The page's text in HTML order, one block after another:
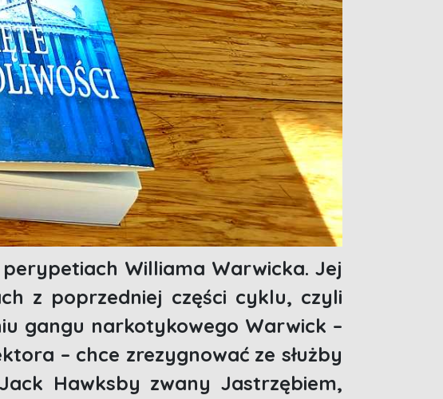
Williama Warwicka. Jej
z poprzedniej części cyklu, czyli
gangu narkotykowego Warwick –
– chce zrezygnować ze służby
Hawksby zwany Jastrzębiem,